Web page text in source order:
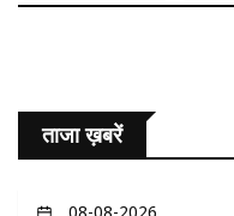
ताजा ख़बरें